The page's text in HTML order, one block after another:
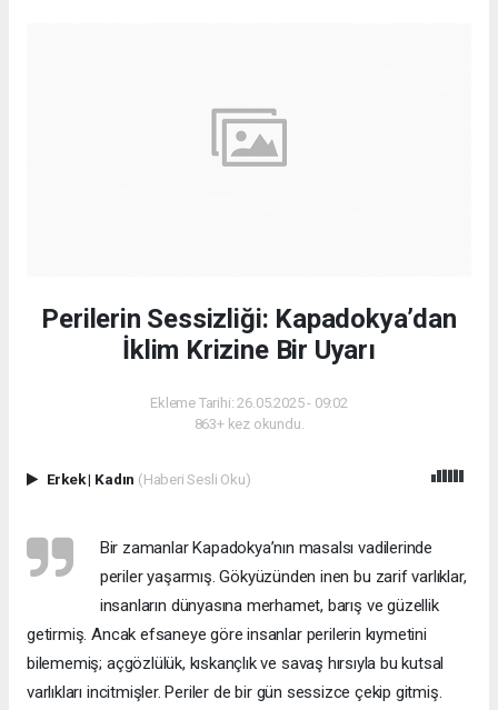
Perilerin Sessizliği: Kapadokya’dan
İklim Krizine Bir Uyarı
Ekleme Tarihi: 26.05.2025 - 09:02
863+ kez okundu.
Erkek| Kadın (Haberi Sesli Oku)
Bir zamanlar Kapadokya’nın masalsı vadilerinde
periler yaşarmış. Gökyüzünden inen bu zarif varlıklar,
insanların dünyasına merhamet, barış ve güzellik
getirmiş. Ancak efsaneye göre insanlar perilerin kıymetini
bilememiş; açgözlülük, kıskançlık ve savaş hırsıyla bu kutsal
varlıkları incitmişler. Periler de bir gün sessizce çekip gitmiş.